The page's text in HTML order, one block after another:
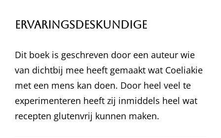
Ervaringsdeskundige
Dit boek is geschreven door een auteur wie
van dichtbij mee heeft gemaakt wat Coeliakie
met een mens kan doen. Door heel veel te
experimenteren heeft zij inmiddels heel wat
recepten glutenvrij kunnen maken.